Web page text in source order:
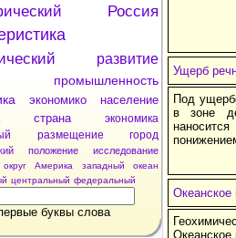
Россия
развитие
промышленность
экономико
население
страна
экономика
размещение город
положение
исследование
округ Америка западный
океан
центральный федеральный
буквы слова
Ущерб
Под
в зоне
Океанское
Океанское